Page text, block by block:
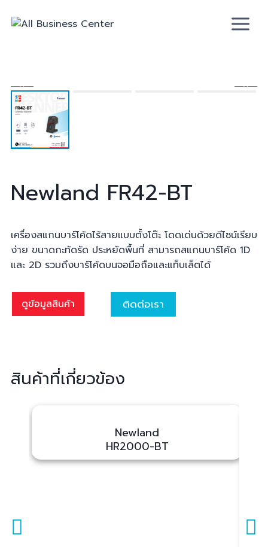
Newland FR42-BT
เครื่องสแกนบาร์โค้ดไร้สายแบบตั้งโต๊ะ โดดเด่นด้วยดีไซน์เรียบ
ง่าย ขนาดกะทัดรัด ประหยัดพื้นที่ สามารถสแกนบาร์โค้ด 1D
และ 2D รวมถึงบาร์โค้ดบนจอมือถือและแท็บเล็ตได้
ดูข้อมูลสินค้า ติดต่อเรา
สินค้าที่เกี่ยวข้อง
Newland
HR2000-BT